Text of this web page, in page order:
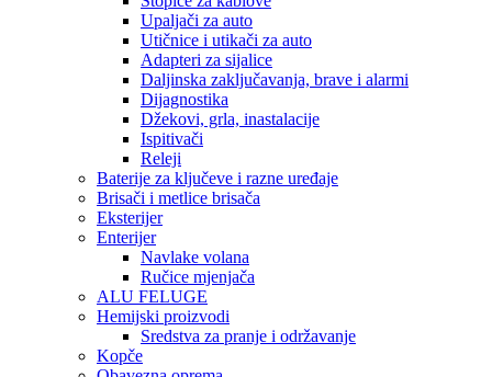
Upaljači za auto
Utičnice i utikači za auto
Adapteri za sijalice
Daljinska zaključavanja, brave i alarmi
Dijagnostika
Džekovi, grla, inastalacije
Ispitivači
Releji
Baterije za ključeve i razne uređaje
Brisači i metlice brisača
Eksterijer
Enterijer
Navlake volana
Ručice mjenjača
ALU FELUGE
Hemijski proizvodi
Sredstva za pranje i održavanje
Kopče